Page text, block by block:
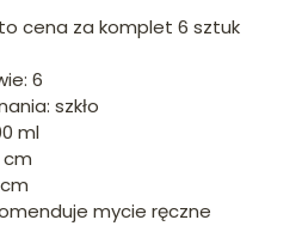
cena za komplet 6 sztuk
6
szkło
ml
cm
mycie ręczne